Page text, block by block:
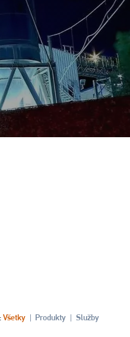
Všetky Produkty Služby